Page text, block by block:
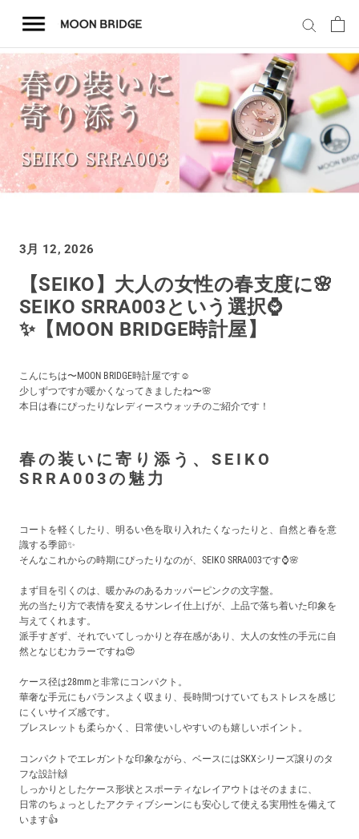
テ
ン
ツ
を
ス
ッ
プ
ホーム
商品一覧
店舗案内
ご利用ガイド
保証とメンテナンス
3月 12, 2026
【SEIKO】大人の女性の春支度に🌸
SEIKO SRRA003という選択⌚
✨️【MOON BRIDGE時計屋】
こんにちは〜MOON BRIDGE時計屋です☺️
少しずつですが暖かくなってきましたね〜🌸
本日は春にぴったりなレディースウォッチのご紹介です！
春の装いに寄り添う、 SEIKO
SRRA003の魅力
コートを軽くしたり、明るい色を取り入れたくなったりと、自然と春を意
識する季節✨️
そんなこれからの時期にぴったりなのが、SEIKO SRRA003です⌚🌸
まず目を引くのは、暖かみのあるカッパーピンクの文字盤。
光の当たり方で表情を変えるサンレイ仕上げが、上品で落ち着いた印象を
与えてくれます。
派手すぎず、それでいてしっかりと存在感があり、大人の女性の手元に自
然となじむカラーですね😍
ケース径は28mmと非常にコンパクト。
華奢な手元にもバランスよく収まり、長時間つけていてもストレスを感じ
にくいサイズ感です。
ブレスレットも柔らかく、日常使いしやすいのも嬉しいポイント。
コンパクトでエレガントな印象ながら、ベースにはSKXシリーズ譲りのタ
フな設計🙌
しっかりとしたケース形状とスポーティなレイアウトはそのままに、
日常のちょっとしたアクティブシーンにも安心して使える実用性を備えて
います👍️